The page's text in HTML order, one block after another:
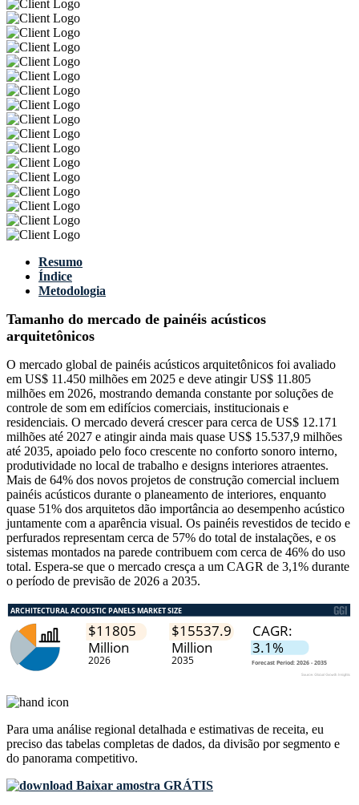
Resumo
Índice
Metodologia
Tamanho do mercado de painéis acústicos
arquitetônicos
O mercado global de painéis acústicos arquitetônicos foi avaliado
em US$ 11.450 milhões em 2025 e deve atingir US$ 11.805
milhões em 2026, mostrando demanda constante por soluções de
controle de som em edifícios comerciais, institucionais e
residenciais. O mercado deverá crescer para cerca de US$ 12.171
milhões até 2027 e atingir ainda mais quase US$ 15.537,9 milhões
até 2035, apoiado pelo foco crescente no conforto sonoro interno,
produtividade no local de trabalho e designs interiores atraentes.
Mais de 64% dos novos projetos de construção comercial incluem
painéis acústicos durante o planeamento de interiores, enquanto
quase 51% dos arquitetos dão importância ao desempenho acústico
juntamente com a aparência visual. Os painéis revestidos de tecido e
perfurados representam cerca de 57% do total de instalações, e os
sistemas montados na parede contribuem com cerca de 46% do uso
total. Espera-se que o mercado cresça a um CAGR de 3,1% durante
o período de previsão de 2026 a 2035.
Para uma análise regional detalhada e estimativas de receita, eu
preciso das tabelas completas de dados, da divisão por segmento e
do panorama competitivo.
Baixar amostra GRÁTIS